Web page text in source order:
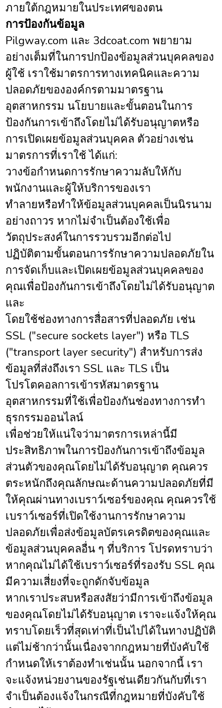
ภายใต้กฎหมายในประเทศของตน
การป้องกันข้อมูล
Pilgway.com และ 3dcoat.com พยายาม
อย่างเต็มที่ในการปกป้องข้อมูลส่วนบุคคลของ
ผู้ใช้ เราใช้มาตรการทางเทคนิคและความ
ปลอดภัยขององค์กรตามมาตรฐาน
อุตสาหกรรม นโยบายและขั้นตอนในการ
ป้องกันการเข้าถึงโดยไม่ได้รับอนุญาตหรือ
การเปิดเผยข้อมูลส่วนบุคคล ตัวอย่างเช่น
มาตรการที่เราใช้ ได้แก่:
วางข้อกำหนดการรักษาความลับให้กับ
พนักงานและผู้ให้บริการของเรา
ทำลายหรือทำให้ข้อมูลส่วนบุคคลเป็นนิรนาม
อย่างถาวร หากไม่จำเป็นต้องใช้เพื่อ
วัตถุประสงค์ในการรวบรวมอีกต่อไป
ปฏิบัติตามขั้นตอนการรักษาความปลอดภัยใน
การจัดเก็บและเปิดเผยข้อมูลส่วนบุคคลของ
คุณเพื่อป้องกันการเข้าถึงโดยไม่ได้รับอนุญาต
และ
โดยใช้ช่องทางการสื่อสารที่ปลอดภัย เช่น
SSL ("secure sockets layer") หรือ TLS
("transport layer security") สำหรับการส่ง
ข้อมูลที่ส่งถึงเรา SSL และ TLS เป็น
โปรโตคอลการเข้ารหัสมาตรฐาน
อุตสาหกรรมที่ใช้เพื่อป้องกันช่องทางการทำ
ธุรกรรมออนไลน์
เพื่อช่วยให้แน่ใจว่ามาตรการเหล่านี้มี
ประสิทธิภาพในการป้องกันการเข้าถึงข้อมูล
ส่วนตัวของคุณโดยไม่ได้รับอนุญาต คุณควร
ตระหนักถึงคุณลักษณะด้านความปลอดภัยที่มี
ให้คุณผ่านทางเบราว์เซอร์ของคุณ คุณควรใช้
เบราว์เซอร์ที่เปิดใช้งานการรักษาความ
ปลอดภัยเพื่อส่งข้อมูลบัตรเครดิตของคุณและ
ข้อมูลส่วนบุคคลอื่น ๆ ที่บริการ โปรดทราบว่า
หากคุณไม่ได้ใช้เบราว์เซอร์ที่รองรับ SSL คุณ
มีความเสี่ยงที่จะถูกดักจับข้อมูล
หากเราประสบหรือสงสัยว่ามีการเข้าถึงข้อมูล
ของคุณโดยไม่ได้รับอนุญาต เราจะแจ้งให้คุณ
ทราบโดยเร็วที่สุดเท่าที่เป็นไปได้ในทางปฏิบัติ
แต่ไม่ช้ากว่านั้นเนื่องจากกฎหมายที่บังคับใช้
กำหนดให้เราต้องทำเช่นนั้น นอกจากนี้ เรา
จะแจ้งหน่วยงานของรัฐเช่นเดียวกันกับที่เรา
จำเป็นต้องแจ้งในกรณีที่กฎหมายที่บังคับใช้